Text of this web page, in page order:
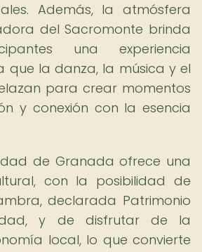
Además, la atmósfera
del Sacromonte brinda
una experiencia
que la danza, la música y el
para crear momentos
y conexión con la esencia
de Granada ofrece una
con la posibilidad de
declarada Patrimonio
y de disfrutar de la
local, lo que convierte